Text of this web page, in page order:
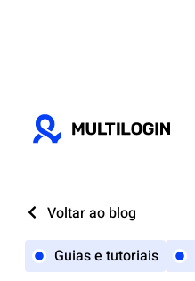
Voltar ao blog
Guias e tutoriais